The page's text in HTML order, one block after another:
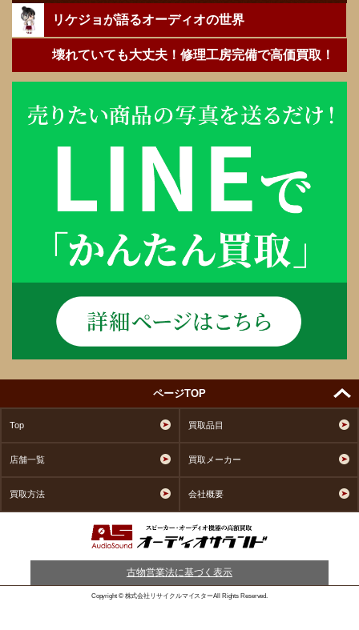
リケジョが語るオーディオの世界
壊れていても大丈夫！修理工房完備で高価買取！
ページTOP
Top 買取品目
店舗一覧 買取メーカー
買取方法 会社概要
古物営業法に基づく表示
Copyright © 株式会社リサイクルマイスターAll Rights Reserved.